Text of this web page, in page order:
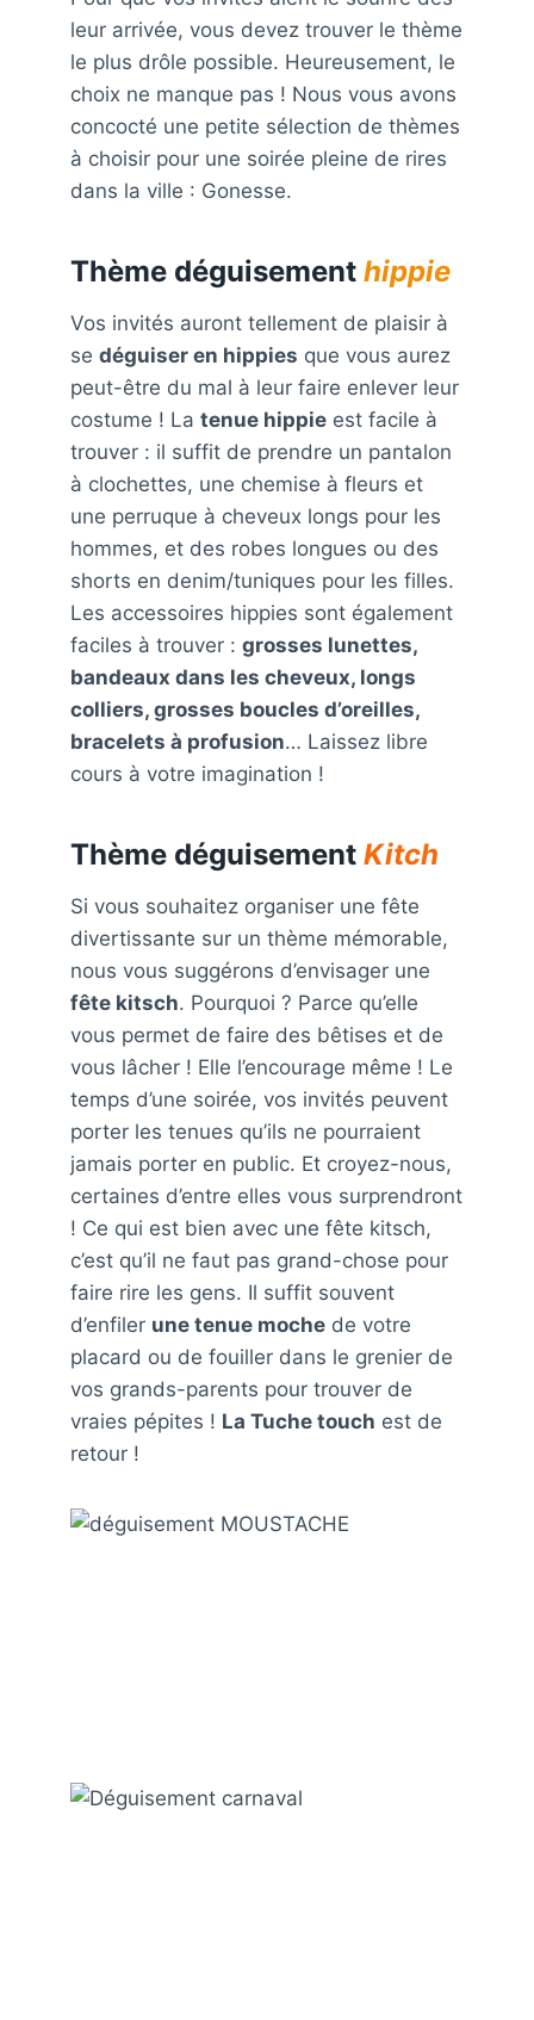
leur arrivée, vous devez trouver le thème
le plus drôle possible. Heureusement, le
choix ne manque pas ! Nous vous avons
concocté une petite sélection de thèmes
à choisir pour une soirée pleine de rires
dans la ville : Gonesse.
Thème déguisement hippie
Vos invités auront tellement de plaisir à
se déguiser en hippies que vous aurez
peut-être du mal à leur faire enlever leur
costume ! La tenue hippie est facile à
trouver : il suffit de prendre un pantalon
à clochettes, une chemise à fleurs et
une perruque à cheveux longs pour les
hommes, et des robes longues ou des
shorts en denim/tuniques pour les filles.
Les accessoires hippies sont également
faciles à trouver : grosses lunettes,
bandeaux dans les cheveux, longs
colliers, grosses boucles d’oreilles,
bracelets à profusion… Laissez libre
cours à votre imagination !
Thème déguisement Kitch
Si vous souhaitez organiser une fête
divertissante sur un thème mémorable,
nous vous suggérons d’envisager une
fête kitsch. Pourquoi ? Parce qu’elle
vous permet de faire des bêtises et de
vous lâcher ! Elle l’encourage même ! Le
temps d’une soirée, vos invités peuvent
porter les tenues qu’ils ne pourraient
jamais porter en public. Et croyez-nous,
certaines d’entre elles vous surprendront
! Ce qui est bien avec une fête kitsch,
c’est qu’il ne faut pas grand-chose pour
faire rire les gens. Il suffit souvent
d’enfiler une tenue moche de votre
placard ou de fouiller dans le grenier de
vos grands-parents pour trouver de
vraies pépites ! La Tuche touch est de
retour !